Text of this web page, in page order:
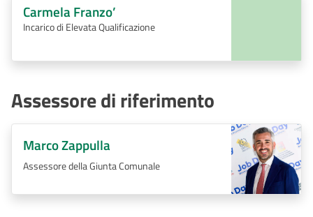
Carmela Franzo’
Incarico di Elevata Qualificazione
Assessore di riferimento
Marco Zappulla
Assessore della Giunta Comunale